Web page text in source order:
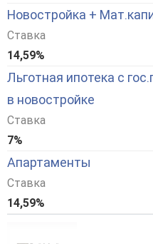
Новостройка +
Ставка
14,59%
Льготная ипотека с
в новостройке
Ставка
7%
Апартаменты
Ставка
14,59%